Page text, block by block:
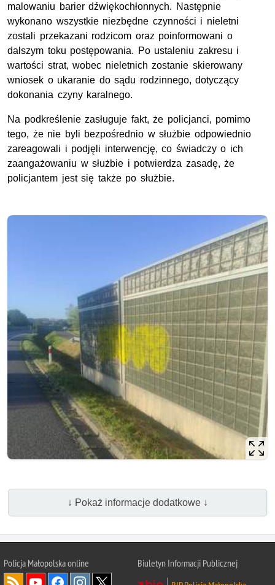
malowaniu barier dźwiękochłonnych. Następnie
wykonano wszystkie niezbędne czynności i nieletni
zostali przekazani rodzicom oraz poinformowani o
dalszym toku postępowania. Po ustaleniu zakresu i
wartości strat, wobec nieletnich zostanie skierowany
wniosek o ukaranie do sądu rodzinnego, dotyczący
dokonania czyny karalnego.
Na podkreślenie zasługuje fakt, że policjanci, pomimo
tego, że nie byli bezpośrednio w służbie odpowiednio
zareagowali i podjęli interwencję, co świadczy o ich
zaangażowaniu w służbie i potwierdza zasadę, że
policjantem jest się także po służbie.
↓ Pokaż informacje dodatkowe ↓
Policja Małopolska online
Biuletyn Informacji Publicznej